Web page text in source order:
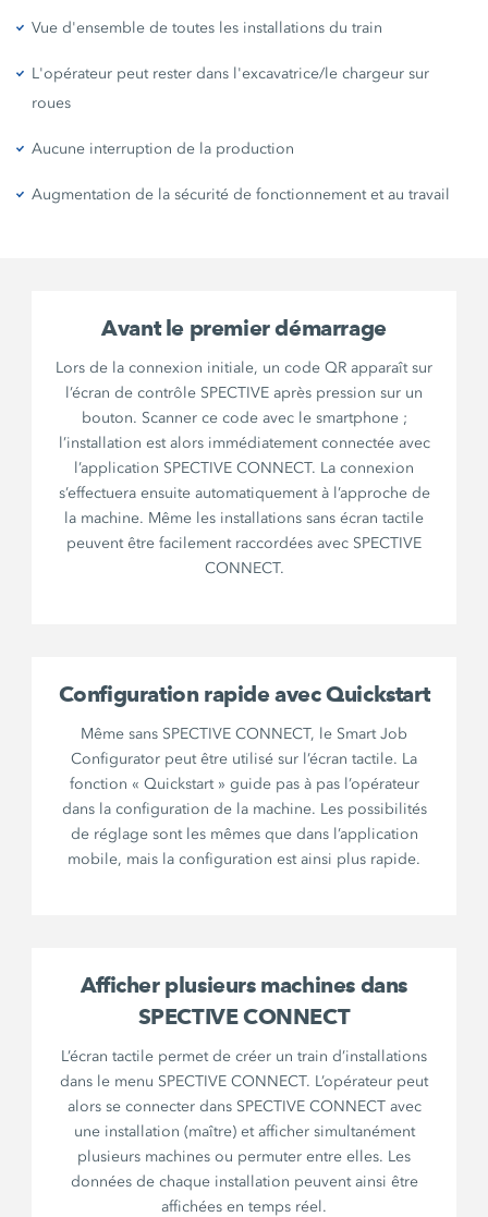
Vue d'ensemble de toutes les installations du train
L'opérateur peut rester dans l'excavatrice/le chargeur sur
roues
Aucune interruption de la production
Augmentation de la sécurité de fonctionnement et au travail
Avant le premier démarrage
Lors de la connexion initiale, un code QR apparaît sur
l’écran de contrôle SPECTIVE après pression sur un
bouton. Scanner ce code avec le smartphone ;
l’installation est alors immédiatement connectée avec
l’application SPECTIVE CONNECT. La connexion
s’effectuera ensuite automatiquement à l’approche de
la machine. Même les installations sans écran tactile
peuvent être facilement raccordées avec SPECTIVE
CONNECT.
Configuration rapide avec Quickstart
Même sans SPECTIVE CONNECT, le Smart Job
Configurator peut être utilisé sur l’écran tactile. La
fonction « Quickstart » guide pas à pas l’opérateur
dans la configuration de la machine. Les possibilités
de réglage sont les mêmes que dans l’application
mobile, mais la configuration est ainsi plus rapide.
Afficher plusieurs machines dans
SPECTIVE CONNECT
L’écran tactile permet de créer un train d’installations
dans le menu SPECTIVE CONNECT. L’opérateur peut
alors se connecter dans SPECTIVE CONNECT avec
une installation (maître) et afficher simultanément
plusieurs machines ou permuter entre elles. Les
données de chaque installation peuvent ainsi être
affichées en temps réel.